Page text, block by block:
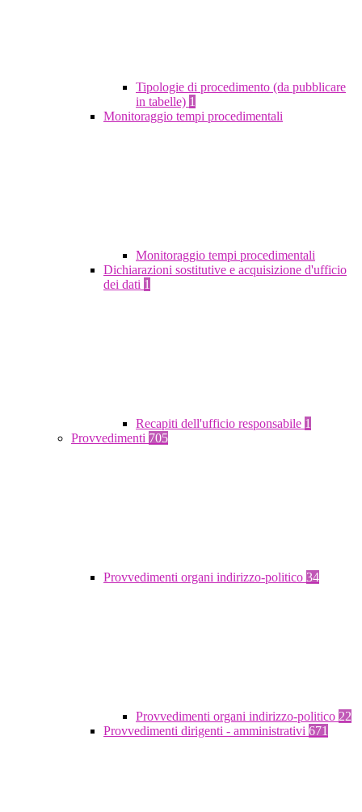
Tipologie di procedimento (da pubblicare
in tabelle) 1
Monitoraggio tempi procedimentali
Monitoraggio tempi procedimentali
Dichiarazioni sostitutive e acquisizione d'ufficio
dei dati 1
Recapiti dell'ufficio responsabile 1
Provvedimenti 705
Provvedimenti organi indirizzo-politico 34
Provvedimenti organi indirizzo-politico 22
Provvedimenti dirigenti - amministrativi 671